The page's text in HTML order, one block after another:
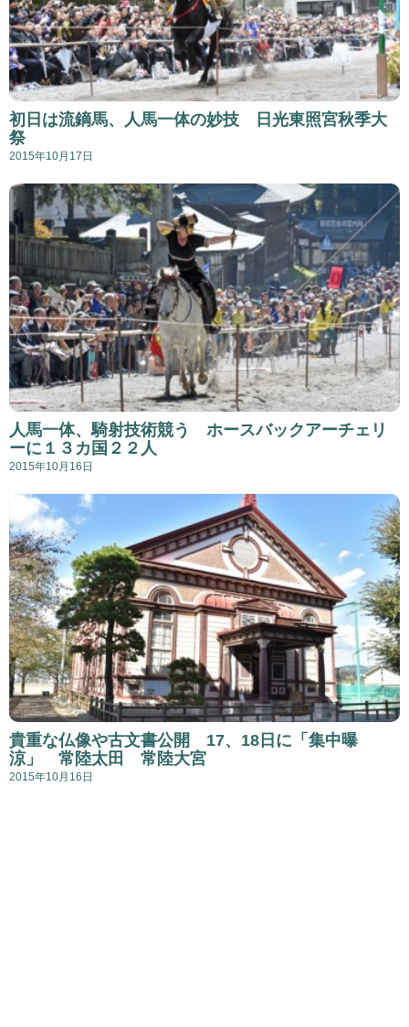
初日は流鏑馬、人馬一体の妙技 日光東照宮秋季大
祭
2015年10月17日
人馬一体、騎射技術競う ホースバックアーチェリ
ーに１３カ国２２人
2015年10月16日
貴重な仏像や古文書公開 17、18日に「集中曝
涼」 常陸太田 常陸大宮
2015年10月16日